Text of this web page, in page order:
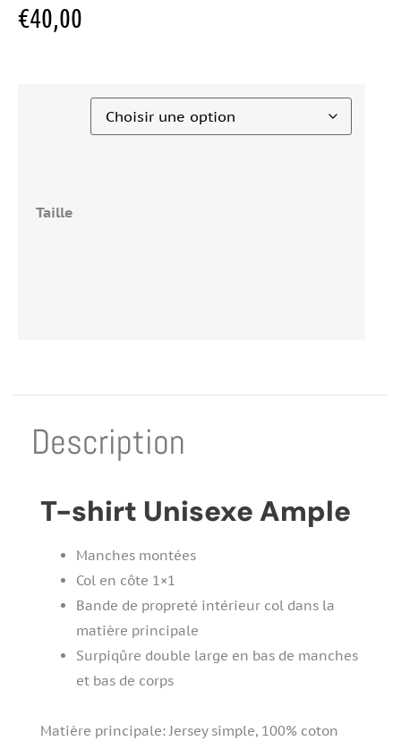
€40,00
Taille
Description
T-shirt Unisexe Ample
Manches montées
Col en côte 1×1
Bande de propreté intérieur col dans la
matière principale
Surpiqûre double large en bas de manches
et bas de corps
Matière principale: Jersey simple, 100% coton